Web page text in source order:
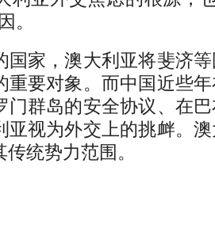
。
国家，澳大利亚将斐济
重要对象。而中国近些
门群岛的安全协议、在
亚视为外交上的挑衅。
统势力范围。